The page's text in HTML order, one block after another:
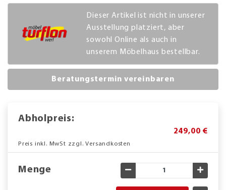
Dieser Artikel ist nicht in unserer
Ausstellung platziert, aber
sowohl Online als auch in
unserem Möbelhaus bestellbar.
Beratungstermin vereinbaren
Abholpreis:
249,00 €
Preis inkl. MwSt zzgl. Versandkosten
Menge Gewünschte Menge